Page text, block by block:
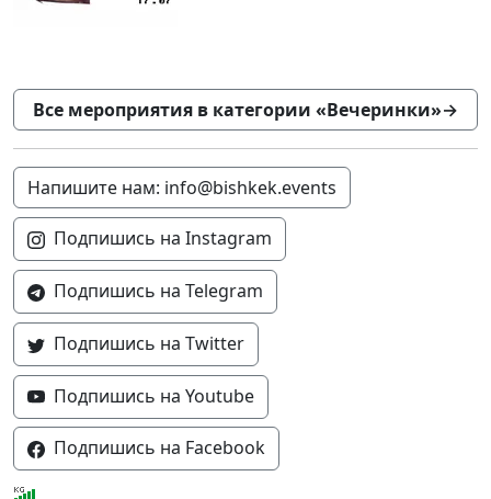
Все мероприятия в категории «Вечеринки»→
Напишите нам: info@bishkek.events
Подпишись на Instagram
Подпишись на Telegram
Подпишись на Twitter
Подпишись на Youtube
Подпишись на Facebook